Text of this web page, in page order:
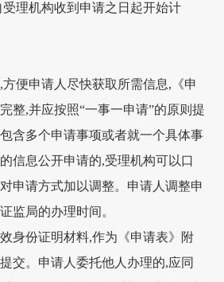
理机构收到申请之日起开始计
便申请人尽快获取所需信息,《申
整,并应按照“一事一申请”的原则提
含多个申请事项或者就一个具体事
信息公开申请的,受理机构可以口
申请方式加以调整。申请人调整申
监局的办理时间。
身份证明材料,作为《申请表》附
交。申请人委托他人办理的,应同